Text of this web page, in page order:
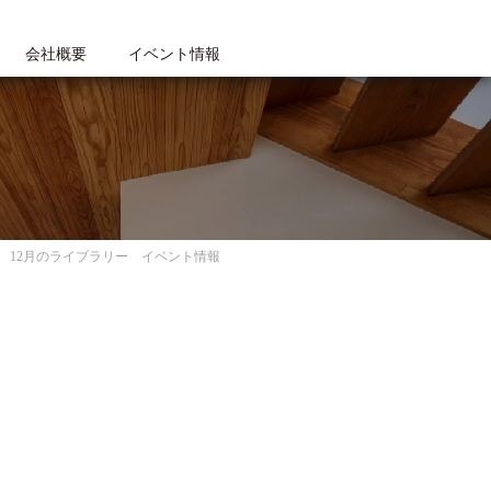
会社概要 イベント情報
12月のライブラリー イベント情報